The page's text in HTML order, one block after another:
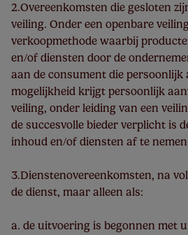
2.Overeenkomsten die gesloten
veiling. Onder een openbare
verkoopmethode waarbij
en/of diensten door de
aan de consument die persoonlijk
mogelijkheid krijgt persoonlijk
veiling, onder leiding van een
de succesvolle bieder verplicht is
inhoud en/of diensten af te
3.Dienstenovereenkomsten, na
de dienst, maar alleen als:
a. de uitvoering is begonnen met